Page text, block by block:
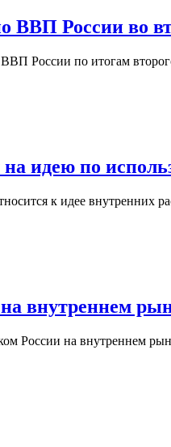
ВВП России во
России по итогам
идею по
к идее
внутреннем
России на внутреннем